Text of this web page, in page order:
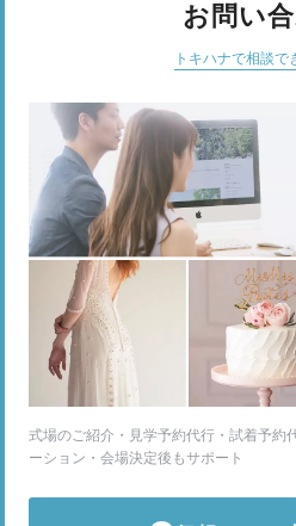
お問い
トキハナで相談で
式場のご紹介・見学予約代行・試着予約
ーション・会場決定後もサポート